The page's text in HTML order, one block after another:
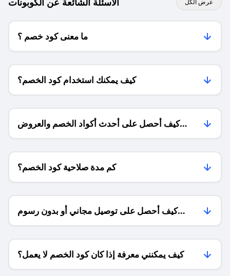
عرض الكل
ما معنى كود خصم ؟
كيف يمكنك استخدام كود الخصم؟
كيف أحصل على أحدث أكواد الخصم والعروض
للمتاجر؟
كم مدة صلاحية كود الخصم؟
كيف أحصل على توصيل مجاني أو بدون رسوم
الشحن ؟
كيف يمكنني معرفة إذا كان كود الخصم لا يعمل؟